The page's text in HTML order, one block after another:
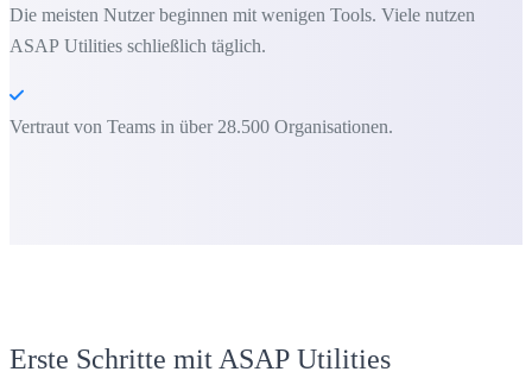
Die meisten Nutzer beginnen mit wenigen Tools. Viele nutzen
ASAP Utilities schließlich täglich.
Vertraut von Teams in über 28.500 Organisationen.
Erste Schritte mit ASAP Utilities